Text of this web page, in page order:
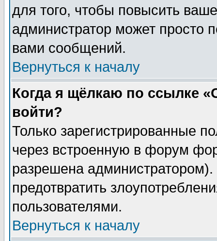
для того, чтобы повысить
администратор может просто
вами сообщений.
Вернуться к началу
Когда я щёлкаю по ссылке
войти?
Только зарегистрированные
через встроенную в форум
разрешена
предотвратить
пользователями.
Вернуться к началу